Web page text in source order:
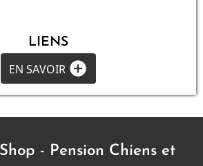
LIENS
EN SAVOIR add_circle
- Pension Chiens et